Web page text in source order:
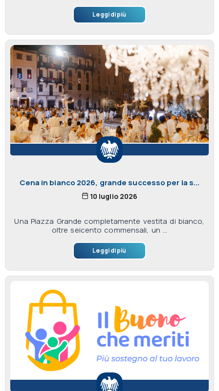
Leggi di più
Cena in bianco 2026, grande successo per la s...
10 luglio 2026
Una Piazza Grande completamente vestita di bianco,
oltre seicento commensali, un ...
Leggi di più